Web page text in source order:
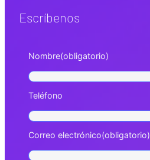
Escríbenos
Nombre(obligatorio)
Teléfono
Correo electrónico(obligatorio)